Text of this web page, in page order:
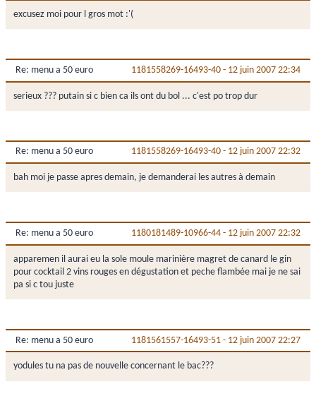
excusez moi pour l gros mot :'(
Re: menu a 50 euro 1181558269-16493-40 - 12 juin 2007 22:34
serieux ??? putain si c bien ca ils ont du bol ... c'est po trop dur
Re: menu a 50 euro 1181558269-16493-40 - 12 juin 2007 22:32
bah moi je passe apres demain, je demanderai les autres à demain
Re: menu a 50 euro 1180181489-10966-44 - 12 juin 2007 22:32
apparemen il aurai eu la sole moule marinière magret de canard le gin
pour cocktail 2 vins rouges en dégustation et peche flambée mai je ne sai
pa si c tou juste
Re: menu a 50 euro 1181561557-16493-51 - 12 juin 2007 22:27
yodules tu na pas de nouvelle concernant le bac???